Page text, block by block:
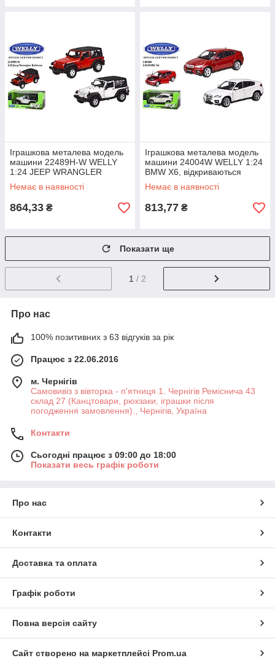
Іграшкова металева модель
машини 22489H-W WELLY
1:24 JEEP WRANGLER
RUBICON, відкриваються
двері, капот, 2
Немає в наявності
864,33 ₴
Іграшкова металева модель
машини 24004W WELLY 1:24
BMW X6, відкриваються
двері, капот, 2 кольори, в
Немає в наявності
813,77 ₴
Показати ще
1 / 2
Про нас
100% позитивних з 63 відгуків за рік
Працює з 22.06.2016
м. Чернігів
Самовивіз з вівторка - п'ятниця 1. Чернігів Реміснича 43
склад 27 (Канцтовари, рюкзаки, іграшки після
погодження замовлення)., Чернігів, Україна
Контакти
Сьогодні працює з 09:00 до 18:00
Показати весь графік роботи
Про нас
Контакти
Доставка та оплата
Графік роботи
Повна версія сайту
Сайт створено на маркетплейсі Prom.ua